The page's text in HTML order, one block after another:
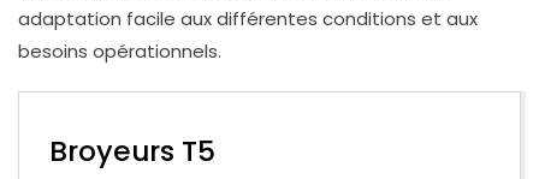
adaptation facile aux différentes conditions et aux
besoins opérationnels.
Broyeurs T5